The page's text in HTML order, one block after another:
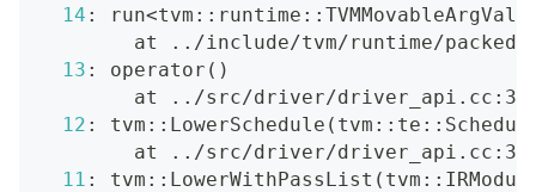
14 : run<
        at
.. /include/tvm/runtime/
13 : operator ( )
        at
.. /src/driver/
12 : tvm::LowerSchedule (
        at
.. /src/driver/
11 : tvm::LowerWithPassList (